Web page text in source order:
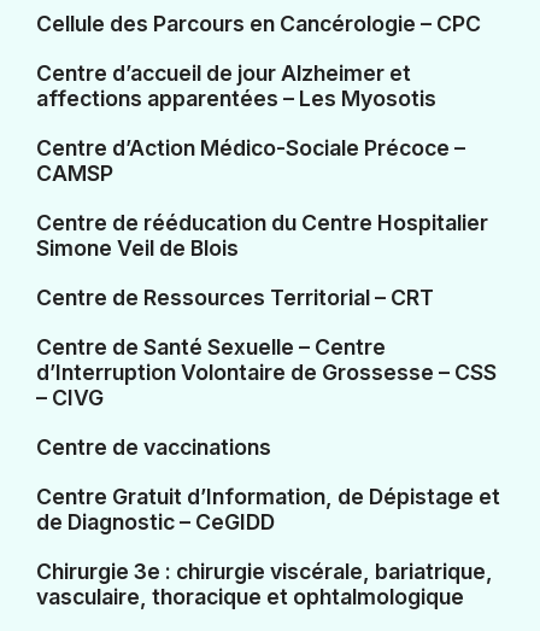
Cellule des Parcours en Cancérologie – CPC
Centre d’accueil de jour Alzheimer et
affections apparentées – Les Myosotis
Centre d’Action Médico-Sociale Précoce –
CAMSP
Centre de rééducation du Centre Hospitalier
Simone Veil de Blois
Centre de Ressources Territorial – CRT
Centre de Santé Sexuelle – Centre
d’Interruption Volontaire de Grossesse – CSS
– CIVG
Centre de vaccinations
Centre Gratuit d’Information, de Dépistage et
de Diagnostic – CeGIDD
Chirurgie 3e : chirurgie viscérale, bariatrique,
vasculaire, thoracique et ophtalmologique